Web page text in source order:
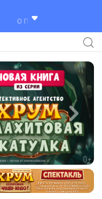
О Природе и Погоде